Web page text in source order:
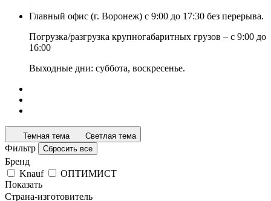
Главный офис (г. Воронеж) с 9:00 до 17:30 без перерыва.
Погрузка/разгрузка крупногабаритных грузов – с 9:00 до
16:00
Выходные дни: суббота, воскресенье.
Темная тема Светлая тема
Фильтр Сбросить все
Бренд
Knauf
ОПТИМИСТ
Показать
Страна-изготовитель